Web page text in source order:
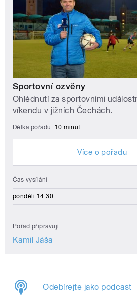
Sportovní ozvěny
Ohlédnutí za sportovními
víkendu v jižních Čechách.
Délka pořadu: 10 minut
Více o pořadu
Čas vysílání
pondělí 14:30
Pořad připravují
Kamil Jáša
Odebírejte jako podcast